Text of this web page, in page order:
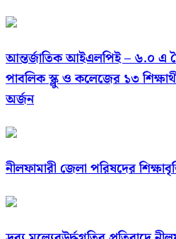
আন্তর্জাতিক আইএলপিই – ৬.০ এ
পাবলিক স্ক্লু ও কলেজের ১৩
অর্জন
নীলফামারী জেলা পরিষদের